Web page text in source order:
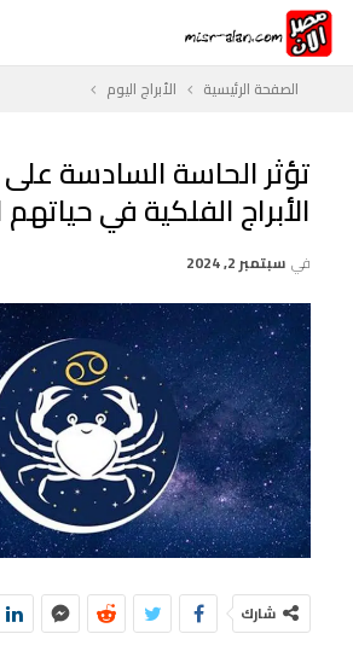
الصفحة الرئيسية الأبراج اليوم
تؤثر الحاسة السادسة على
الأبراج الفلكية في
في سبتمبر 2, 2024
شارك